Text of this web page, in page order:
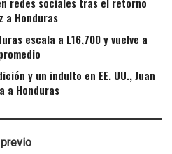
a Honduras
escala a L16,700 y vuelve a
y un indulto en EE. UU., Juan
a Honduras